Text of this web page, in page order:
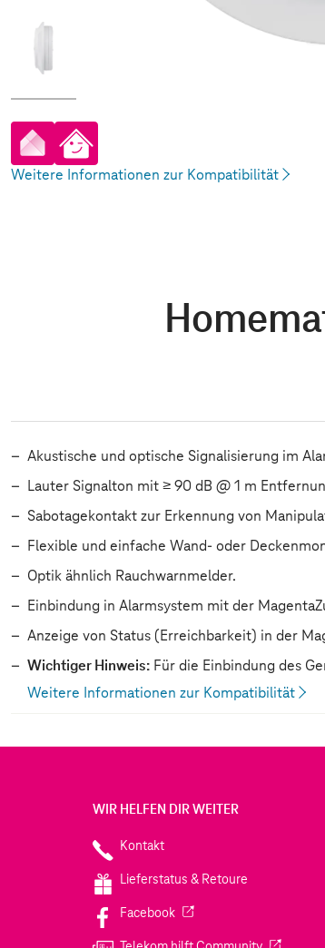
App
Weitere Informationen zur Kompatibilität
Akustische und optische Signalisierung im
Lauter Signalton mit ≥ 90 dB @ 1 m
Sabotagekontakt zur Erkennung von
Flexible und einfache Wand- oder
Optik ähnlich Rauchwarnmelder.
Einbindung in Alarmsystem mit der
Anzeige von Status (Erreichbarkeit) in der
Wichtiger Hinweis: Für die Einbindung des
Weitere Informationen zur Kompatibilität
WIR HELFEN DIR WEITER
Kontakt
Lieferstatus & Retoure
Facebook(Wird in einem neuen Tab